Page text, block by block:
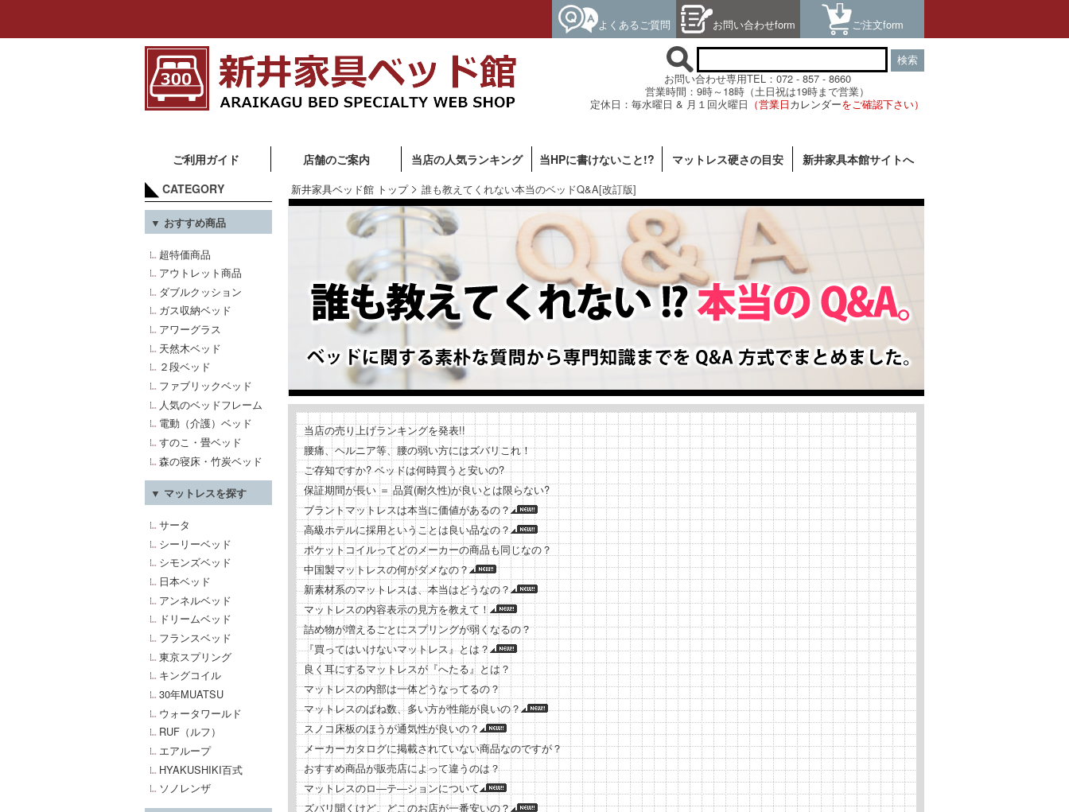
よくあるご質問 お問い合わせform ご注文form
検索
お問い合わせ専用TEL：072 - 857 - 8660
営業時間：9時～18時（土日祝は19時まで営業）
定休日：毎水曜日 & 月１回火曜日 （営業日カレンダーをご確認下さい）
ご利用ガイド 店舗のご案内 当店の人気ランキング 当HPに書けないこと!? マットレス硬さの目安
新井家具本館サイトへ
CATEGORY
▼ おすすめ商品
超特価商品
アウトレット商品
ダブルクッション
ガス収納ベッド
アワーグラス
天然木ベッド
２段ベッド
ファブリックベッド
人気のベッドフレーム
電動（介護）ベッド
すのこ・畳ベッド
森の寝床・竹炭ベッド
▼ マットレスを探す
サータ
シーリーベッド
シモンズベッド
日本ベッド
アンネルベッド
ドリームベッド
フランスベッド
東京スプリング
キングコイル
30年MUATSU
ウォータワールド
RUF（ルフ）
エアループ
HYAKUSHIKI百式
ソノレンザ
新井家具ベッド館 トップ 誰も教えてくれない本当のベッドQ&A[改訂版]
当店の売り上げランキングを発表!!
腰痛、ヘルニア等、腰の弱い方にはズバリこれ！
ご存知ですか? ベッドは何時買うと安いの?
保証期間が長い ＝ 品質(耐久性)が良いとは限らない?
ブラントマットレスは本当に価値があるの？
高級ホテルに採用ということは良い品なの？
ポケットコイルってどのメーカーの商品も同じなの？
中国製マットレスの何がダメなの？
新素材系のマットレスは、本当はどうなの？
マットレスの内容表示の見方を教えて！
詰め物が増えるごとにスプリングが弱くなるの？
『買ってはいけないマットレス』とは？
良く耳にするマットレスが『へたる』とは？
マットレスの内部は一体どうなってるの？
マットレスのばね数、多い方が性能が良いの？
スノコ床板のほうが通気性が良いの？
メーカーカタログに掲載されていない商品なのですが？
おすすめ商品が販売店によって違うのは？
マットレスのロ―テ―ションについて
ズバリ聞くけど、どこのお店が一番安いの？